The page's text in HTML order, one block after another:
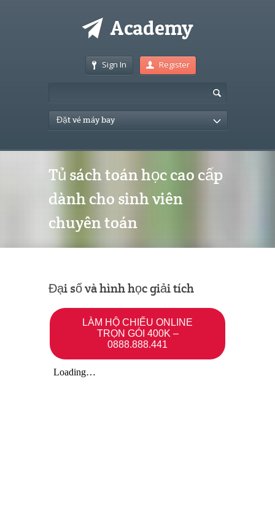
Sign In Register
Đặt vé máy bay
Tủ sách toán học cao cấp
dành cho sinh viên
chuyên toán
Đại số và hình học giải tích
LÀM HỘ CHIẾU ONLINE
TRỌN GÓI 400K –
0888.888.441